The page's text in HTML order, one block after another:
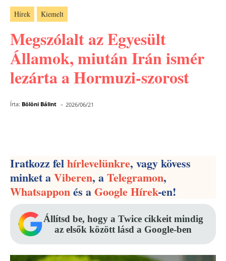
Hírek Kiemelt
Megszólalt az Egyesült
Államok, miután Irán ismér
lezárta a Hormuzi-szorost
Írta: Bölöni Bálint - 2026/06/21
Iratkozz felhírlevelünkre, vagy kövess
minket aViberen, aTelegramon,
Whatsapponés aGoogle Hírek-en!
Állítsd be, hogy a Twice cikkeit mindig
az elsők között lásd a Google-ben